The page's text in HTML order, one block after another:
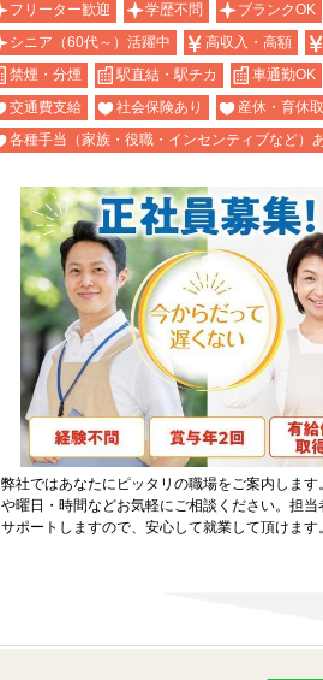
フリーター歓迎
学歴不問 ブランクOK
シニア（60代～）活躍中
高収入・高額
禁煙・分煙
駅直結・駅チカ 車通勤OK
交通費支給
社会保険あり 産休・育休
各種手当（家族・役職・インセンティブなど）
弊社ではあなたにピッタリの職場をご案内します
や曜日・時間などお気軽にご相談ください。担当
サポートしますので、安心して就業して頂けます。